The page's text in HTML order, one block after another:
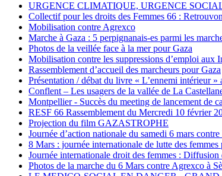
URGENCE CLIMATIQUE, URGENCE
Collectif pour les droits des Femmes 66 :
Mobilisation contre Agrexco
Marche à Gaza : 5 perpignanais-es parmi les
Photos de la veillée face à la mer pour Gaza
Mobilisation contre les suppressions d’emploi aux
Rassemblement d’accueil des marcheurs pour Gaza
Présentation / débat du livre « L’ennemi intérieur
Conflent – Les usagers de la vallée de La
Montpellier - Succès du meeting de lancement de
RESF 66 Rassemblement du Mercredi 10 février
Projection du film GAZASTROPHE
Journée d’action nationale du samedi 6 mars
8 Mars : journée internationale de lutte des
Journée internationale droit des femmes :
Photos de la marche du 6 Mars contre Agrexco à